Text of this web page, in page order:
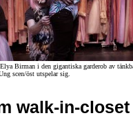
Birman i den gigantiska garderob av
scen/öst utspelar sig.
walk-in-closet